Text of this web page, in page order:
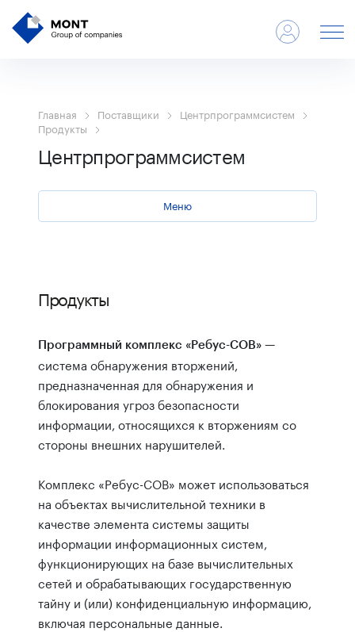
Главная Поставщики
Центрпрограммсистем
Продукты
Центрпрограммсистем
Меню
Продукты
Программный комплекс «Ребус-СОВ» —
система обнаружения вторжений,
предназначенная для обнаружения и
блокирования угроз безопасности
информации, относящихся к вторжениям со
стороны внешних нарушителей.
Комплекс «Ребус-СОВ» может использоваться
на объектах вычислительной техники в
качестве элемента системы защиты
информации информационных систем,
функционирующих на базе вычислительных
сетей и обрабатывающих государственную
тайну и (или) конфиденциальную информацию,
включая персональные данные.